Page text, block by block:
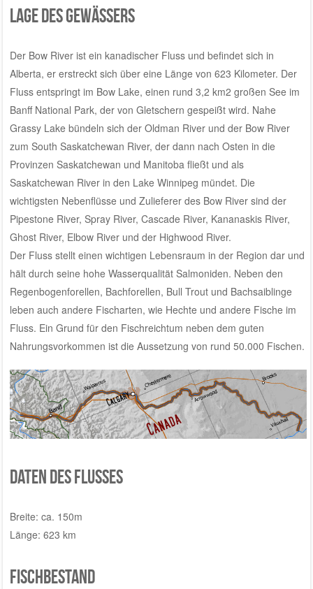
Lage des Gewässers
Der Bow River ist ein kanadischer Fluss und befindet sich in
Alberta, er erstreckt sich über eine Länge von 623 Kilometer. Der
Fluss entspringt im Bow Lake, einen rund 3,2 km2 großen See im
Banff National Park, der von Gletschern gespeißt wird. Nahe
Grassy Lake bündeln sich der Oldman River und der Bow River
zum South Saskatchewan River, der dann nach Osten in die
Provinzen Saskatchewan und Manitoba fließt und als
Saskatchewan River in den Lake Winnipeg mündet. Die
wichtigsten Nebenflüsse und Zulieferer des Bow River sind der
Pipestone River, Spray River, Cascade River, Kananaskis River,
Ghost River, Elbow River und der Highwood River.
Der Fluss stellt einen wichtigen Lebensraum in der Region dar und
hält durch seine hohe Wasserqualität Salmoniden. Neben den
Regenbogenforellen, Bachforellen, Bull Trout und Bachsaiblinge
leben auch andere Fischarten, wie Hechte und andere Fische im
Fluss. Ein Grund für den Fischreichtum neben dem guten
Nahrungsvorkommen ist die Aussetzung von rund 50.000 Fischen.
Daten des Flusses
Breite: ca. 150m
Länge: 623 km
Fischbestand